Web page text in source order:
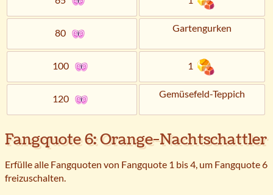
80 Gartengurken
100 1
120 Gemüsefeld-Teppich
Fangquote 6: Orange-Nachtschattler
Erfülle alle Fangquoten von Fangquote 1 bis 4, um Fangquote 6
freizuschalten.